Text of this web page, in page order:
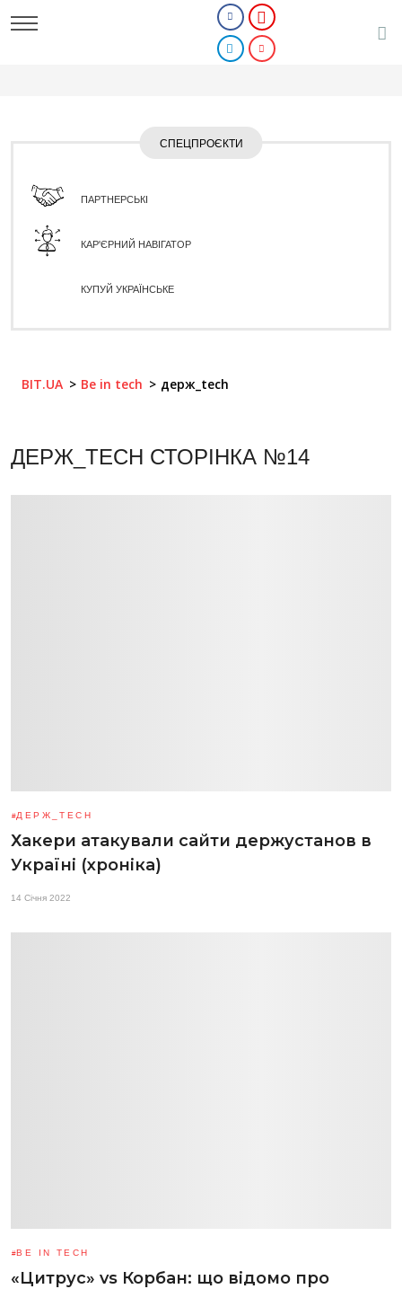
СПЕЦПРОЄКТИ
ПАРТНЕРСЬКІ
КАР'ЄРНИЙ НАВІГАТОР
КУПУЙ УКРАЇНСЬКЕ
BIT.UA Be in tech держ_tech
ДЕРЖ_TECH СТОРІНКА №14
ДЕРЖ_TECH
Хакери атакували сайти держустанов в
Україні (хроніка)
14 Січня 2022
BE IN TECH
«Цитрус» vs Корбан: що відомо про